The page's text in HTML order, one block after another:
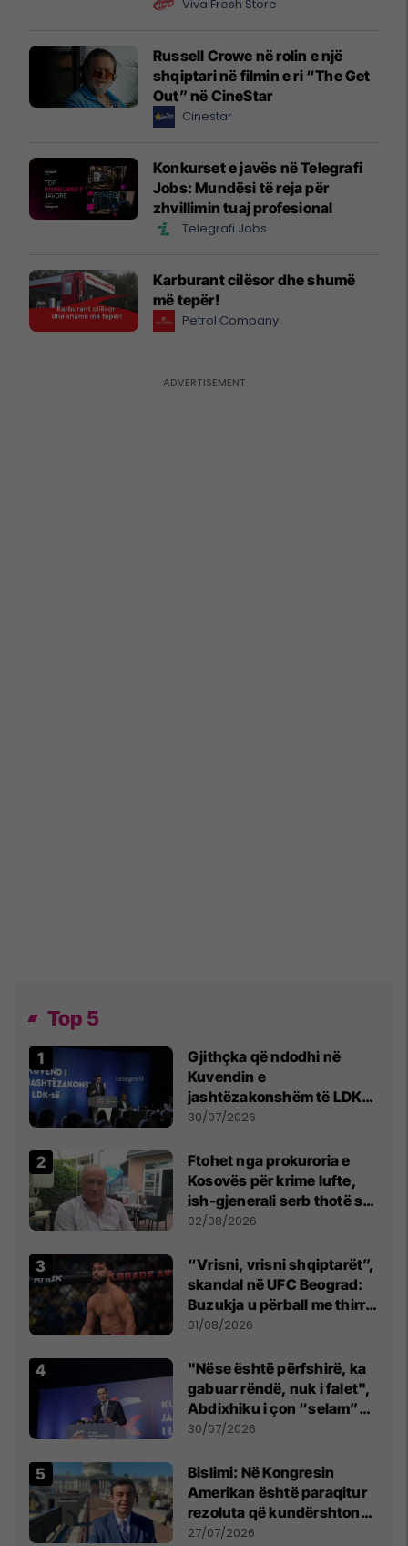
Viva Fresh Store
Russell Crowe në rolin e një
shqiptari në filmin e ri “The Get
Out” në CineStar
Cinestar
Konkurset e javës në Telegrafi
Jobs: Mundësi të reja për
zhvillimin tuaj profesional
Telegrafi Jobs
Karburant cilësor dhe shumë
më tepër!
Petrol Company
Top 5
Gjithçka që ndodhi në
Kuvendin e
jashtëzakonshëm të LDK-
së
30/07/2026
Ftohet nga prokuroria e
Kosovës për krime lufte,
ish-gjenerali serb thotë se
dikush e tradhtoi në
02/08/2026
“Vrisni, vrisni shqiptarët”,
skandal në UFC Beograd:
Buzukja u përball me thirrje
anti-shqiptare nga
01/08/2026
"Nëse është përfshirë, ka
gabuar rëndë, nuk i falet",
Abdixhiku i çon “selam”
Përparim Ramës
30/07/2026
Bislimi: Në Kongresin
Amerikan është paraqitur
rezoluta që kundërshton
mbajtjen e Asamblesë
27/07/2026